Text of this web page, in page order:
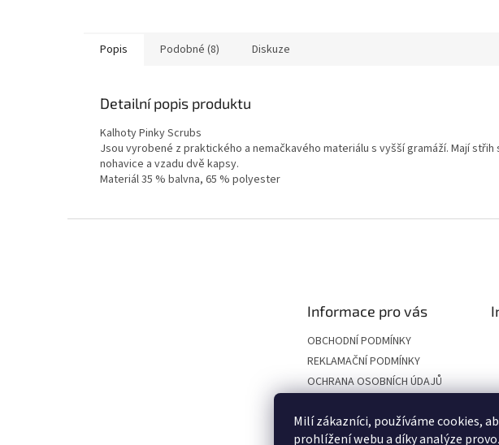
Milí zákazníci, používáme cookies,
prohlížení webu a díky analýze
Popis Podobné (8) Diskuze
Detailní popis produktu
Kalhoty Pinky Scrubs
Jsou vyrobené z praktického a nemačkavého materiálu s vyšší gramáží. Mají
nohavice a vzadu dvě kapsy.
Materiál 35 % balvna, 65 % polyester
Informace pro vás
OBCHODNÍ PODMÍNKY
REKLAMAČNÍ PODMÍNKY
OCHRANA OSOBNÍCH ÚDAJŮ
VÝMĚNA A VRÁCENÍ ZBOŽÍ